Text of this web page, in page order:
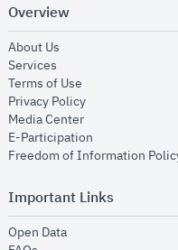
Overview
About Us
Services
Terms of Use
Privacy Policyopens in new
Media Centeropens in new
E-Participation
Freedom of Information
Important Links
Open Dataopens in new